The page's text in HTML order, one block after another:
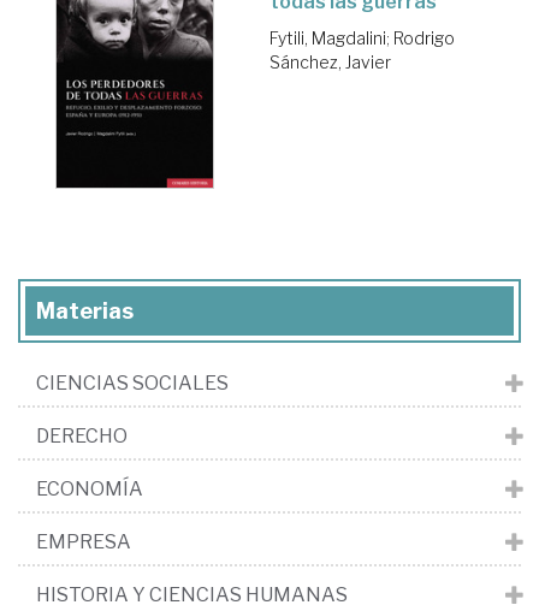
Fytili, Magdalini; Rodrigo
Sánchez, Javier
Materias
CIENCIAS SOCIALES
DERECHO
ECONOMÍA
EMPRESA
HISTORIA Y CIENCIAS HUMANAS